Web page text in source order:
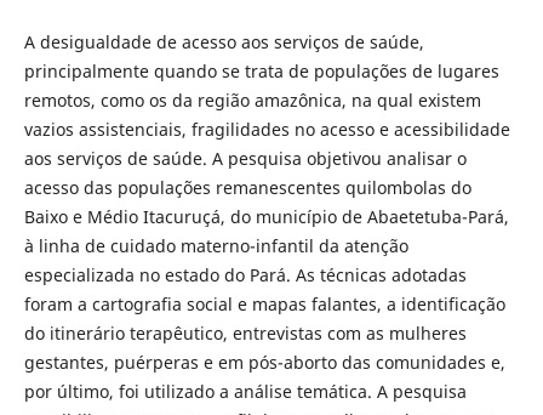
A desigualdade de acesso aos serviços de saúde,
principalmente quando se trata de populações de lugares
remotos, como os da região amazônica, na qual existem
vazios assistenciais, fragilidades no acesso e acessibilidade
aos serviços de saúde. A pesquisa objetivou analisar o
acesso das populações remanescentes quilombolas do
Baixo e Médio Itacuruçá, do município de Abaetetuba-Pará,
à linha de cuidado materno-infantil da atenção
especializada no estado do Pará. As técnicas adotadas
foram a cartografia social e mapas falantes, a identificação
do itinerário terapêutico, entrevistas com as mulheres
gestantes, puérperas e em pós-aborto das comunidades e,
por último, foi utilizado a análise temática. A pesquisa